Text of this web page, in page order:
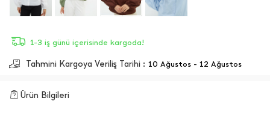
1-3 iş günü içerisinde kargoda!
Tahmini Kargoya Veriliş Tarihi : 10 Ağustos - 12 Ağustos
Ürün Bilgileri